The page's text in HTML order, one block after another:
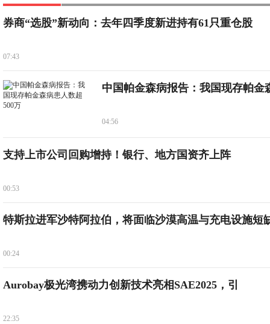
券商“选股”新动向：去年四季度新进持有61只重仓股
07:43
中国帕金森病报告：我国现存帕金
04:56
支持上市公司回购增持！银行、地方国资齐上阵
00:53
特斯拉进军沙特阿拉伯，将面临沙漠高温与充电设施短
00:24
Aurobay极光湾携动力创新技术亮相SAE2025，引
22:35